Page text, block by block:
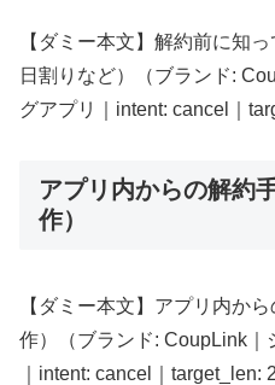
【ダミー本文】解約前に知
日割りなど）（ブランド:
グアプリ｜intent: cancel｜
アプリ内からの解約
作）
【ダミー本文】アプリ内か
作）（ブランド: CoupLink｜
｜intent: cancel｜target_len: